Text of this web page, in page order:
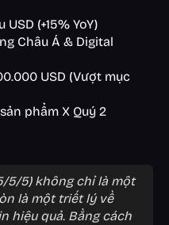
(+15% YoY)
Châu Á & Digital
USD (Vượt mục
phẩm X Quý 2
5/5) không chỉ là một
là một triết lý về
hiệu quả. Bằng cách